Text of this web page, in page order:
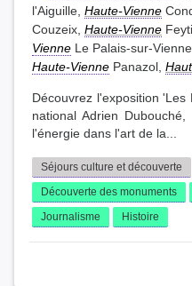
l'Aiguille, Haute-Vienne
Couzeix, Haute-Vienne
Vienne Le Palais-sur-Vienne,
Haute-Vienne Panazol,
Découvrez l'exposition
national Adrien
l'énergie dans l'art de la...
Séjours culture et découverte
Découverte des monuments
Journalisme
Histoire